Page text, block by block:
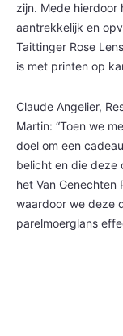
zijn. Mede
aantrekkelijk en
Taittinger Rose
is met printen op
Claude Angelier,
Martin: “Toen we
doel om een
belicht en die deze
het Van
waardoor we deze
parelmoerglans